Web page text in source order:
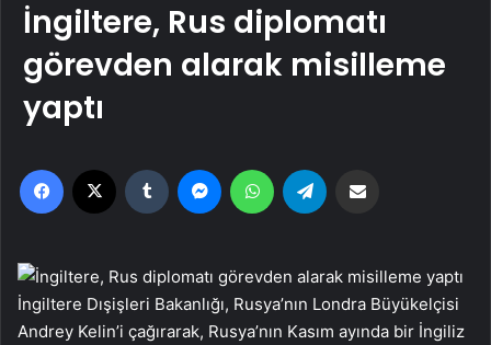
İngiltere, Rus diplomatı
görevden alarak misilleme
yaptı
Facebook Tumblr MessengerWhatsApp
İngiltere Dışişleri Bakanlığı, Rusya’nın Londra Büyükelçisi
Andrey Kelin’i çağırarak, Rusya’nın Kasım ayında bir İngiliz